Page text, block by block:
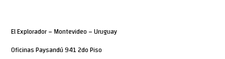
El Explorador – Montevideo – Uruguay
Oficinas Paysandú 941 2do Piso